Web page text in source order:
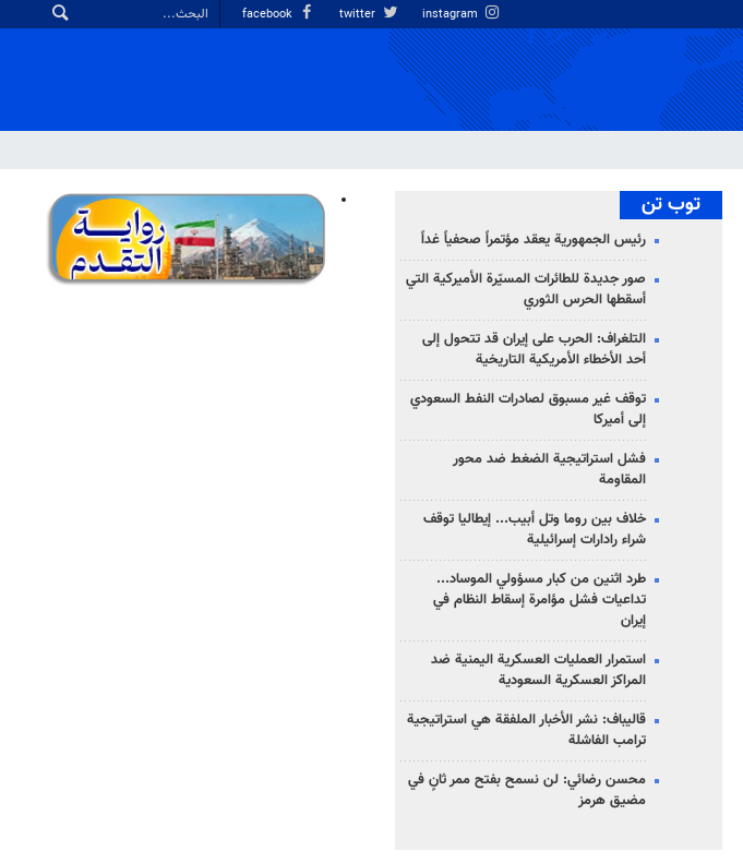
توب تن
رئيس الجمهورية يعقد مؤتمراً صحفياً غداً
صور جديدة للطائرات المسيّرة الأميركية التي
أسقطها الحرس الثوري
التلغراف: الحرب على إيران قد تتحول إلى
أحد الأخطاء الأمريكية التاريخية
توقف غير مسبوق لصادرات النفط السعودي
إلى أميركا
فشل استراتيجية الضغط ضد محور
المقاومة
خلاف بين روما وتل أبيب... إيطاليا توقف
شراء رادارات إسرائيلية
طرد اثنين من كبار مسؤولي الموساد...
تداعيات فشل مؤامرة إسقاط النظام في
إيران
استمرار العمليات العسكرية اليمنية ضد
المراكز العسكرية السعودية
قاليباف: نشر الأخبار الملفقة هي استراتيجية
ترامب الفاشلة
محسن رضائي: لن نسمح بفتح ممر ثانٍ في
مضيق هرمز